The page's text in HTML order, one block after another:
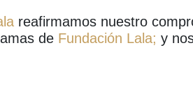
reafirmamos nuestro
de Fundación Lala; y